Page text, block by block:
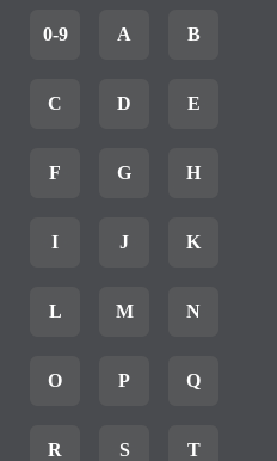
0-9 A B
C D E
F G H
I J K
L M N
O P Q
R S T